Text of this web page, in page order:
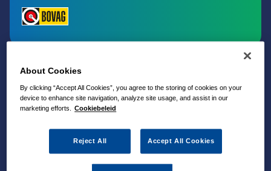
About Cookies
By clicking “Accept All Cookies”, you agree to the storing of cookies on your
device to enhance site navigation, analyze site usage, and assist in our
marketing efforts. Cookiebeleid
Reject All Accept All Cookies